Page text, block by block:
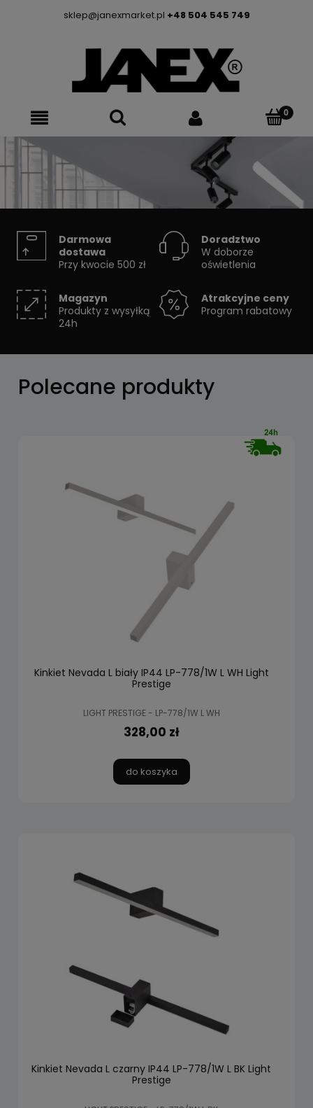
sklep@janexmarket.pl +48 504 545 749
SYSTEMY SZYNOWE
Skorzystaj z konfiguratora
Darmowa
dostawa
Przy kwocie 500 zł
Doradztwo
W doborze
oświetlenia
Magazyn
Produkty z wysyłką
24h
Atrakcyjne ceny
Program rabatowy
Polecane produkty
Kinkiet Nevada L biały IP44 LP-778/1W L WH Light
Prestige
LIGHT PRESTIGE - LP-778/1W L WH
328,00 zł
do koszyka
Kinkiet Nevada L czarny IP44 LP-778/1W L BK Light
Prestige